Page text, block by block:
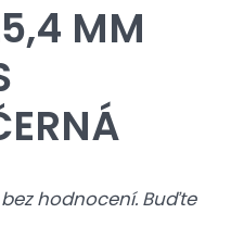
MM
hodnocení. Buďte